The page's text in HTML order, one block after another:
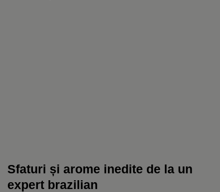
Sfaturi și arome inedite de la un
expert brazilian